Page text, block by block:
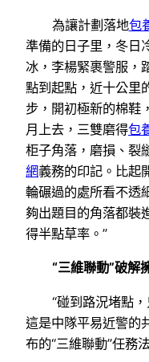
為讓計劃落地包
準備的日子里，冬日
冰，李楊緊裹警服，
點到起點，近十公里
步，開初極新的棉鞋
月上去，三雙磨得包
柜子角落，磨損、裂
網義務的印記。比起
輪碾過的處所看不透
夠出題目的角落都裝
得半點草率。”
“三維聯動”破解
“碰到路況堵點
這是中隊平易近警的
布的“三維聯動”任務